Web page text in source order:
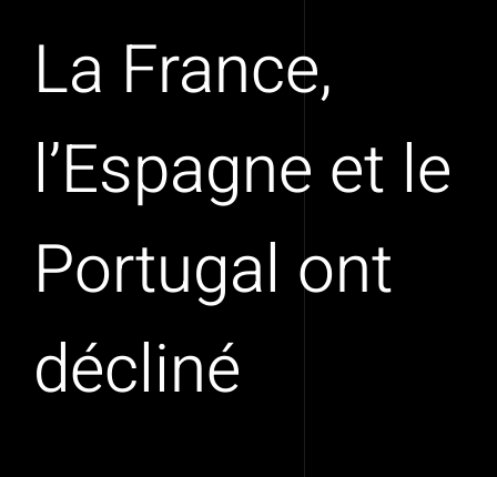
La France,
l’Espagne et le
Portugal ont
décliné